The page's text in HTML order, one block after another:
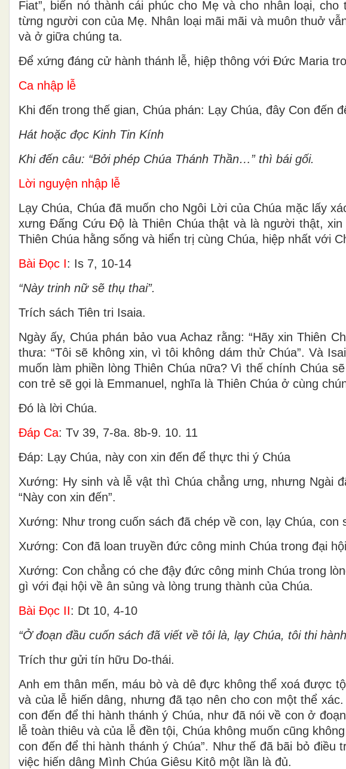
Fiat”, biến nó thành cái phúc cho Mẹ và cho nhân loại,
từng người con của Mẹ. Nhân loại mãi mãi và muôn thuở
và ở giữa chúng ta.
Để xứng đáng cử hành thánh lễ, hiệp thông với Đức Maria
Ca nhập lễ
Khi đến trong thế gian, Chúa phán: Lạy Chúa, đây Con đến
Hát hoặc đọc Kinh Tin Kính
Khi đến câu: “Bởi phép Chúa Thánh Thần…” thì bái gối.
Lời nguyện nhập lễ
Lạy Chúa, Chúa đã muốn cho Ngôi Lời của Chúa mặc lấy
xưng Ðấng Cứu Ðộ là Thiên Chúa thật và là người thật,
Thiên Chúa hằng sống và hiển trị cùng Chúa, hiệp nhất với
Bài Ðọc I: Is 7, 10-14
“Này trinh nữ sẽ thụ thai”.
Trích sách Tiên tri Isaia.
Ngày ấy, Chúa phán bảo vua Achaz rằng: “Hãy xin Thiên
thưa: “Tôi sẽ không xin, vì tôi không dám thử Chúa”. Và
muốn làm phiền lòng Thiên Chúa nữa? Vì thế chính Chúa
con trẻ sẽ gọi là Emmanuel, nghĩa là Thiên Chúa ở cùng
Ðó là lời Chúa.
Ðáp Ca: Tv 39, 7-8a. 8b-9. 10. 11
Ðáp: Lạy Chúa, này con xin đến để thực thi ý Chúa
Xướng: Hy sinh và lễ vật thì Chúa chẳng ưng, nhưng Ngài
“Này con xin đến”.
Xướng: Như trong cuốn sách đã chép về con, lạy Chúa,
Xướng: Con đã loan truyền đức công minh Chúa trong đại
Xướng: Con chẳng có che đậy đức công minh Chúa trong
gì với đại hội về ân sủng và lòng trung thành của Chúa.
Bài Ðọc II: Dt 10, 4-10
“Ở đoạn đầu cuốn sách đã viết về tôi là, lạy Chúa, tôi thi
Trích thư gửi tín hữu Do-thái.
Anh em thân mến, máu bò và dê đực không thể xoá được
và của lễ hiến dâng, nhưng đã tạo nên cho con một thể
con đến để thi hành thánh ý Chúa, như đã nói về con ở
lễ toàn thiêu và của lễ đền tội, Chúa không muốn cũng
con đến để thi hành thánh ý Chúa”. Như thế đã bãi bỏ
việc hiến dâng Mình Chúa Giêsu Kitô một lần là đủ.